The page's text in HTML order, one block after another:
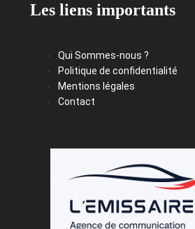
Les liens importants
Qui Sommes-nous ?
Politique de confidentialité
Mentions légales
Contact